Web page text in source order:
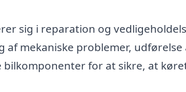
sig i reparation og
af mekaniske problemer, udførelse
for at sikre, at